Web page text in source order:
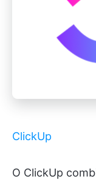
ClickUp
O ClickUp